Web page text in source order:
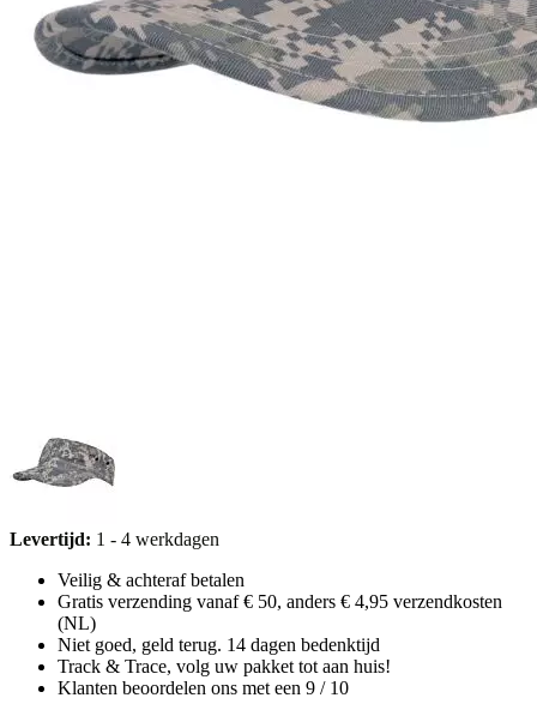
Levertijd: 1 - 4 werkdagen
Veilig & achteraf betalen
Gratis verzending vanaf € 50, anders € 4,95 verzendkosten
(NL)
Niet goed, geld terug. 14 dagen bedenktijd
Track & Trace, volg uw pakket tot aan huis!
Klanten beoordelen ons met een 9 / 10